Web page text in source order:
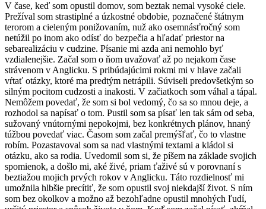
V čase, keď som opustil domov, som beztak nemal vysoké ciele.
Prežíval som strastiplné a úzkostné obdobie, poznačené štátnym
terorom a cieleným ponižovaním, nuž ako osemnásťročný som
netúžil po inom ako odísť do bezpečia a hľadať priestor na
sebarealizáciu v cudzine. Písanie mi azda ani nemohlo byť
vzdialenejšie. Začal som o ňom uvažovať až po nejakom čase
strávenom v Anglicku. S pribúdajúcimi rokmi mi v hlave začali
vŕtať otázky, ktoré ma predtým netrápili. Súviseli predovšetkým so
silným pocitom cudzosti a inakosti. V začiatkoch som váhal a tápal.
Nemôžem povedať, že som si bol vedomý, čo sa so mnou deje, a
rozhodol sa napísať o tom. Pustil som sa písať len tak sám od seba,
sužovaný vnútornými nepokojmi, bez konkrétnych plánov, hnaný
túžbou povedať viac. Časom som začal premýšľať, čo to vlastne
robím. Pozastavoval som sa nad vlastnými textami a kládol si
otázku, ako sa rodia. Uvedomil som si, že píšem na základe svojich
spomienok, a došlo mi, aké živé, priam ťaživé sú v porovnaní s
beztiažou mojich prvých rokov v Anglicku. Táto rozdielnosť mi
umožnila hlbšie precítiť, že som opustil svoj niekdajší život. S ním
som bez okolkov a možno až bezohľadne opustil mnohých ľudí,